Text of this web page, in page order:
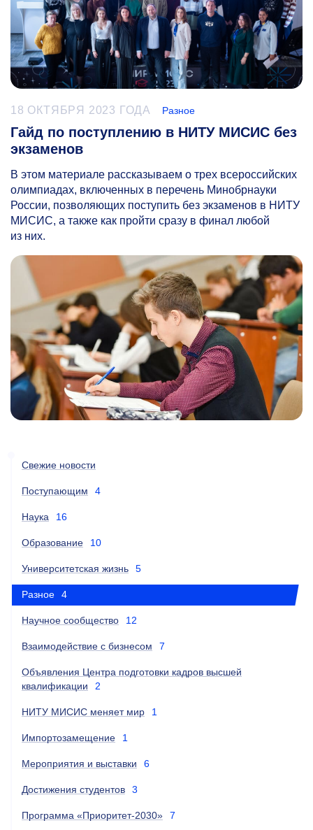
18 ОКТЯБРЯ 2023 ГОДА Разное
Гайд по поступлению в НИТУ МИСИС без
экзаменов
В этом материале рассказываем о трех всероссийских
олимпиадах, включенных в перечень Минобрнауки
России, позволяющих поступить без экзаменов в НИТУ
МИСИС, а также как пройти сразу в финал любой
из них.
Свежие новости
Поступающим 4
Наука 16
Образование 10
Университетская жизнь 5
Разное 4
Научное сообщество 12
Взаимодействие с бизнесом 7
Объявления Центра подготовки кадров высшей
квалификации
2
НИТУ МИСИС меняет мир 1
Импортозамещение 1
Мероприятия и выставки 6
Достижения студентов 3
Программа «Приоритет-2030» 7